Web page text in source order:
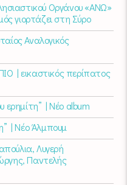
Οργάνου «ΑΝΩ»
γιορτάζει στη Σύρο​
Αναλογικός
| εικαστικός περίπατος
ερημίτη” | Νέο album
| Νέο Άλμπουμ
Λυγερή
Παντελής